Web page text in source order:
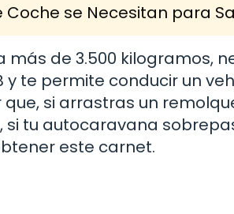
se Necesitan para
de 3.500 kilogramos,
te permite conducir un
si arrastras un
si tu autocaravana
este carnet.